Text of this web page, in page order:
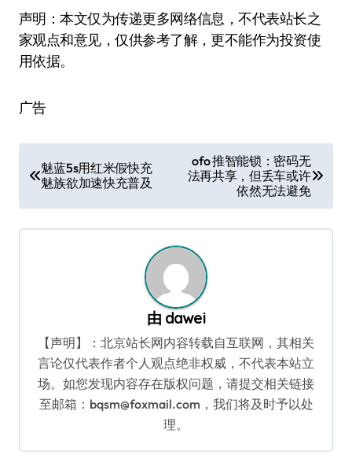
声明：本文仅为传递更多网络信息，不代表站长之
家观点和意见，仅供参考了解，更不能作为投资使
用依据。
广告
章
导
航
魅蓝5s用红米假快充
魅族欲加速快充普及
ofo 推智能锁：密码无
法再共享，但丢车或许
依然无法避免
由 dawei
【声明】：北京站长网内容转载自互联网，其相关
言论仅代表作者个人观点绝非权威，不代表本站立
场。如您发现内容存在版权问题，请提交相关链接
至邮箱：bqsm@foxmail.com，我们将及时予以处
理。